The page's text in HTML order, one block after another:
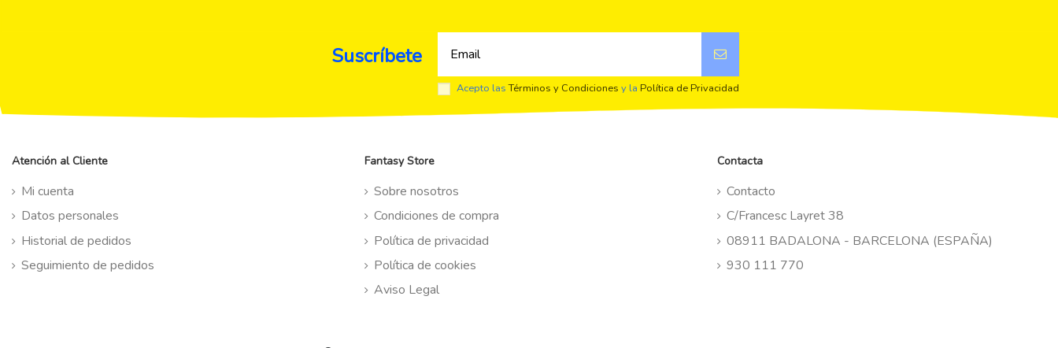
Suscríbete
Acepto lasTérminos y Condiciones y la Política de Privacidad
Atención al Cliente
Mi cuenta
Datos personales
Historial de pedidos
Seguimiento de pedidos
Fantasy Store
Sobre nosotros
Condiciones de compra
Política de privacidad
Política de cookies
Aviso Legal
Contacta
Contacto
C/Francesc Layret 38
08911 BADALONA - BARCELONA (ESPAÑA)
930 111 770